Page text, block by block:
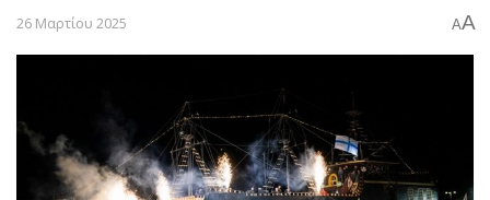
26 Μαρτίου 2025 AA